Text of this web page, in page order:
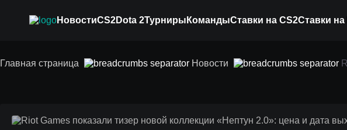
НовостиCS2Dota 2Турниры КомандыСтавки на CS2Ставки на
Главная страница Новости
Riot Games показали